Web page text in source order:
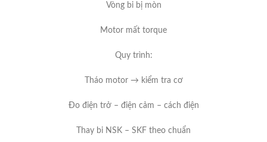
Vòng bi bị mòn
Motor mất torque
Quy trình:
Tháo motor → kiểm tra cơ
Đo điện trở – điện cảm – cách điện
Thay bi NSK – SKF theo chuẩn